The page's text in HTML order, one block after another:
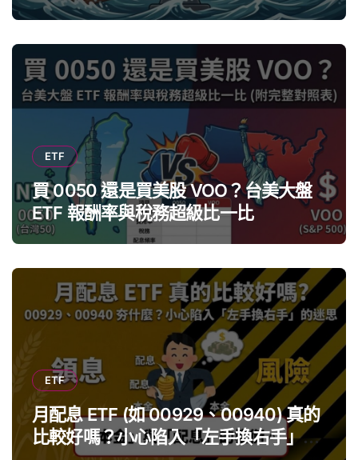
ETF
買 0050 還是買美股 VOO？台美大盤
ETF 報酬率與稅務超級比一比
ETF
月配息 ETF (如 00929、00940) 真的
比較好嗎？小心陷入「左手換右手」迷